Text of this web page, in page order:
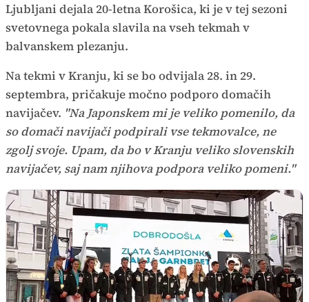
Ljubljani dejala 20-letna Korošica, ki je v tej sezoni
svetovnega pokala slavila na vseh tekmah v
balvanskem plezanju.
Na tekmi v Kranju, ki se bo odvijala 28. in 29.
septembra, pričakuje močno podporo domačih
navijačev. "Na Japonskem mi je veliko pomenilo, da
so domači navijači podpirali vse tekmovalce, ne
zgolj svoje. Upam, da bo v Kranju veliko slovenskih
navijačev, saj nam njihova podpora veliko pomeni."